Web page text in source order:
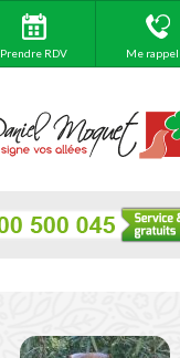
Prendre RDV Me